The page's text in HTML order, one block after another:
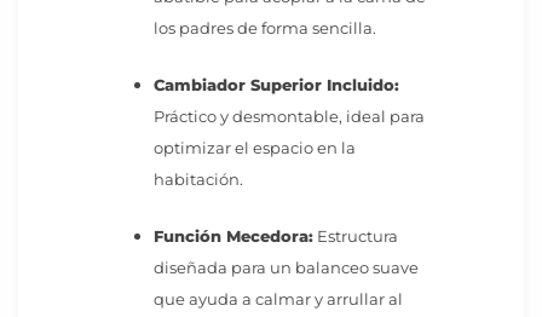
los padres de forma sencilla.
Cambiador Superior Incluido:
Práctico y desmontable, ideal para
optimizar el espacio en la
habitación.
Función Mecedora: Estructura
diseñada para un balanceo suave
que ayuda a calmar y arrullar al